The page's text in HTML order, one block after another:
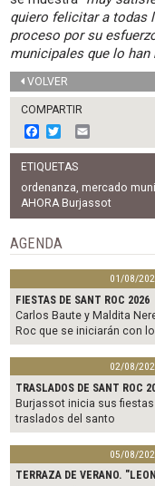
quiero felicitar a todas
proceso por su
municipales que lo
VOLVER
COMPARTIR
F
a
c
e
b
o
o
w
i
t
t
e
r
m
l
ETIQUETAS
ordenanza, mercado
AHORA Burjassot
AGENDA
01/08/
FIESTAS DE SANT ROC 2026
Carlos Baute y Maldita
Roc que se iniciarán con
02/08/
TRASLADOS DE SANT ROC
Burjassot inicia sus
traslados del santo
05/08/
TERRAZA DE VERANO.